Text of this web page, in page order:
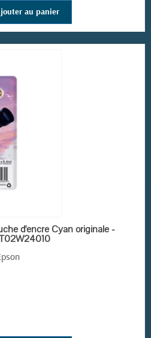
au panier
EN STOCKd'encre Cyan originale -